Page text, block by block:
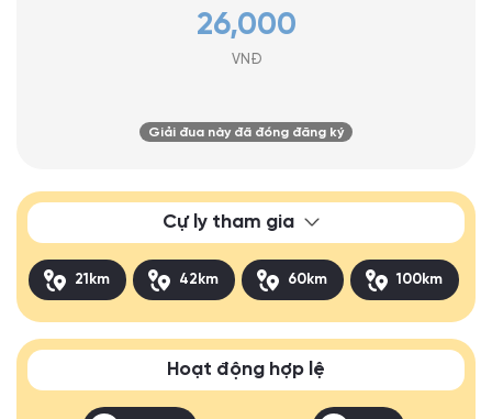
26,000
VNĐ
Giải đua này đã đóng đăng ký
Cự ly tham gia
21km 42km 60km 100km
Hoạt động hợp lệ